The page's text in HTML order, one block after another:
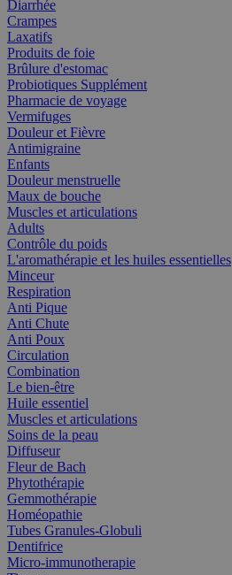
Diarrhée
Crampes
Laxatifs
Produits de foie
Brûlure d'estomac
Probiotiques Supplément
Pharmacie de voyage
Vermifuges
Douleur et Fièvre
Antimigraine
Enfants
Douleur menstruelle
Maux de bouche
Muscles et articulations
Adults
Contrôle du poids
L'aromathérapie et les huiles essentielles
Minceur
Respiration
Anti Pique
Anti Chute
Anti Poux
Circulation
Combination
Le bien-être
Huile essentiel
Muscles et articulations
Soins de la peau
Diffuseur
Fleur de Bach
Phytothérapie
Gemmothérapie
Homéopathie
Tubes Granules-Globuli
Dentifrice
Micro-immunotherapie